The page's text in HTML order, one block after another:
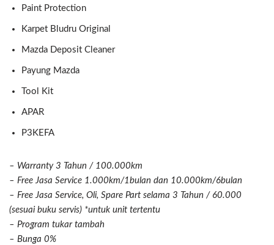
Paint Protection
Karpet Bludru Original
Mazda Deposit Cleaner
Payung Mazda
Tool Kit
APAR
P3KEFA
– Warranty 3 Tahun / 100.000km
– Free Jasa Service 1.000km/1bulan dan 10.000km/6bulan
– Free Jasa Service, Oli, Spare Part selama 3 Tahun / 60.000
(sesuai buku servis) *untuk unit tertentu
– Program tukar tambah
– Bunga 0%